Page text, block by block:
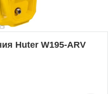
Huter W195-ARV